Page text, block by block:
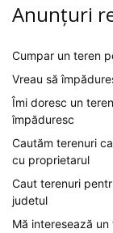
Anunțuri
Cumpar un teren
Vreau să
Îmi doresc un
împăduresc
Cautăm terenuri
cu proprietarul
Caut terenuri
judetul
Mă interesează